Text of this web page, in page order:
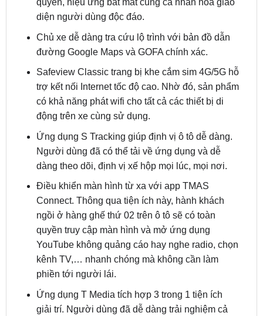
Chủ xe dễ dàng tra cứu lộ trình với bản đồ dẫn
đường Google Maps và GOFA chính xác.
Safeview Classic trang bị khe cắm sim 4G/5G hỗ
trợ kết nối Internet tốc độ cao. Nhờ đó, sản phẩm
có khả năng phát wifi cho tất cả các thiết bị di
động trên xe cùng sử dụng.
Ứng dụng S Tracking giúp định vị ô tô dễ dàng.
Người dùng đã có thể tải về ứng dụng và dễ
dàng theo dõi, định vị xế hộp mọi lúc, mọi nơi.
Điều khiển màn hình từ xa với app TMAS
Connect. Thông qua tiện ích này, hành khách
ngồi ở hàng ghế thứ 02 trên ô tô sẽ có toàn
quyền truy cập màn hình và mở ứng dụng
YouTube không quảng cáo hay nghe radio, chọn
kênh TV,… nhanh chóng mà không cần làm
phiền tới người lái.
Ứng dụng T Media tích hợp 3 trong 1 tiện ích
giải trí. Người dùng đã dễ dàng trải nghiệm cả
03 ứng dụng bao gồm YouTube không quảng
cáo, radio và TV.